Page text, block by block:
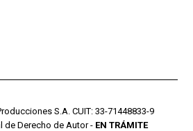
S.A. CUIT: 33-71448833-9
de Derecho de Autor - EN TRÁMITE